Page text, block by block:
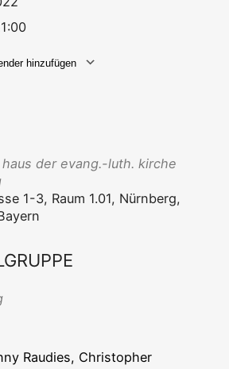
hinzufügen
der evang.-luth. kir­che
1-3, Raum 1.01, Nürn­berg,
Rau­dies, Chris­to­pher